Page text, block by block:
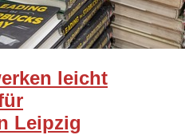
leicht
Leipzig